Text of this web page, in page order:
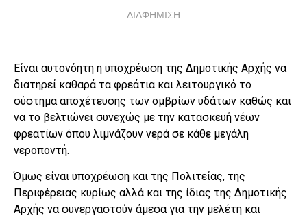
ΔΙΑΦΗΜΙΣΗ
Είναι αυτονόητη η υποχρέωση της Δημοτικής Αρχής να
διατηρεί καθαρά τα φρεάτια και λειτουργικό το
σύστημα αποχέτευσης των ομβρίων υδάτων καθώς και
να το βελτιώνει συνεχώς με την κατασκευή νέων
φρεατίων όπου λιμνάζουν νερά σε κάθε μεγάλη
νεροποντή.
Όμως είναι υποχρέωση και της Πολιτείας, της
Περιφέρειας κυρίως αλλά και της ίδιας της Δημοτικής
Αρχής να συνεργαστούν άμεσα για την μελέτη και